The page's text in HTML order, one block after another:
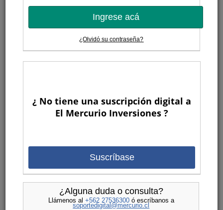
Ingrese acá
¿Olvidó su contraseña?
¿ No tiene una suscripción digital a
El Mercurio Inversiones ?
Suscríbase
¿Alguna duda o consulta?
Llámenos al +562 27536300ó escríbanos a
soportedigital@mercurio.cl